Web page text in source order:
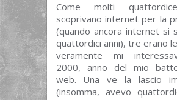
Come molti
scoprivano internet per la
(quando ancora internet si
quattordici anni), tre erano
veramente mi
2000, anno del mio
web. Una ve la lascio
(insomma, avevo